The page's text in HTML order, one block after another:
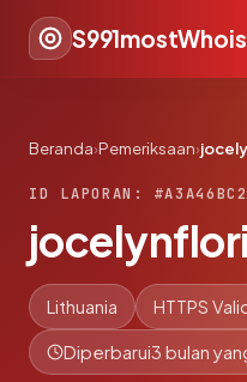
S991mostWhois
Beranda›Pemeriksaan›
ID LAPORAN: #A3A46BC2
Lithuania HTTPS
Diperbarui3 bulan